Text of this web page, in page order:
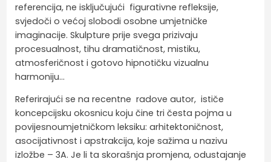
referencija, ne isključujući figurativne refleksije,
svjedoči o većoj slobodi osobne umjetničke
imaginacije. Skulpture prije svega prizivaju
procesualnost, tihu dramatičnost, mistiku,
atmosferičnost i gotovo hipnotičku vizualnu
harmoniju…
Referirajući se na recentne radove autor, ističe
koncepcijsku okosnicu koju čine tri česta pojma u
povijesnoumjetničkom leksiku: arhitektoničnost,
asocijativnost i apstrakcija, koje sažima u nazivu
izložbe – 3A. Je li ta skorašnja promjena, odustajanje